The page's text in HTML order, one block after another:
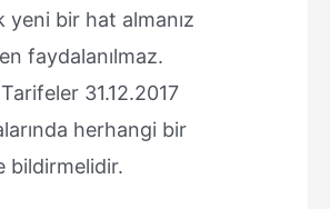
bir hat almanız
faydalanılmaz.
31.12.2017
herhangi bir
bildirmelidir.